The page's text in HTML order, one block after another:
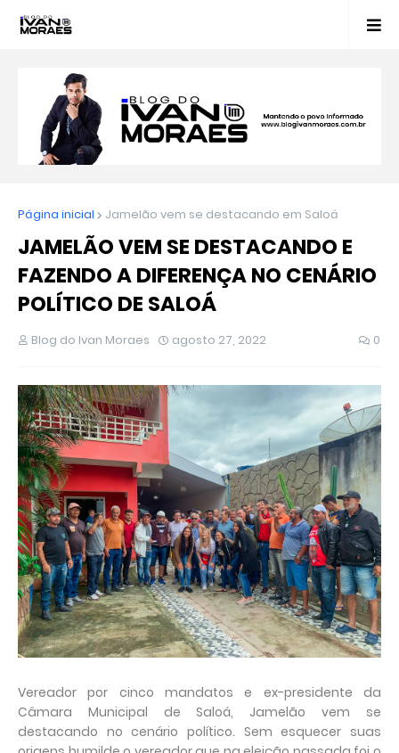
Página inicial Jamelão vem se destacando em Saloá
JAMELÃO VEM SE DESTACANDO E
FAZENDO A DIFERENÇA NO CENÁRIO
POLÍTICO DE SALOÁ
Blog do Ivan Moraes agosto 27, 2022 0
Vereador por cinco mandatos e ex-presidente da
Câmara Municipal de Saloá, Jamelão vem se
destacando no cenário político. Sem esquecer suas